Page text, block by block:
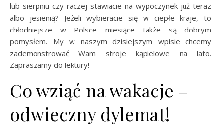
lub sierpniu czy raczej stawiacie na wypoczynek już teraz
albo jesienią? Jeżeli wybieracie się w ciepłe kraje, to
chłodniejsze w Polsce miesiące także są dobrym
pomysłem. My w naszym dzisiejszym wpisie chcemy
zademonstrować Wam stroje kąpielowe na lato.
Zapraszamy do lektury!
Co wziąć na wakacje –
odwieczny dylemat!